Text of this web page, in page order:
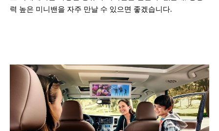
력 높은 미니밴을 자주 만날 수 있으면 좋겠습니다.